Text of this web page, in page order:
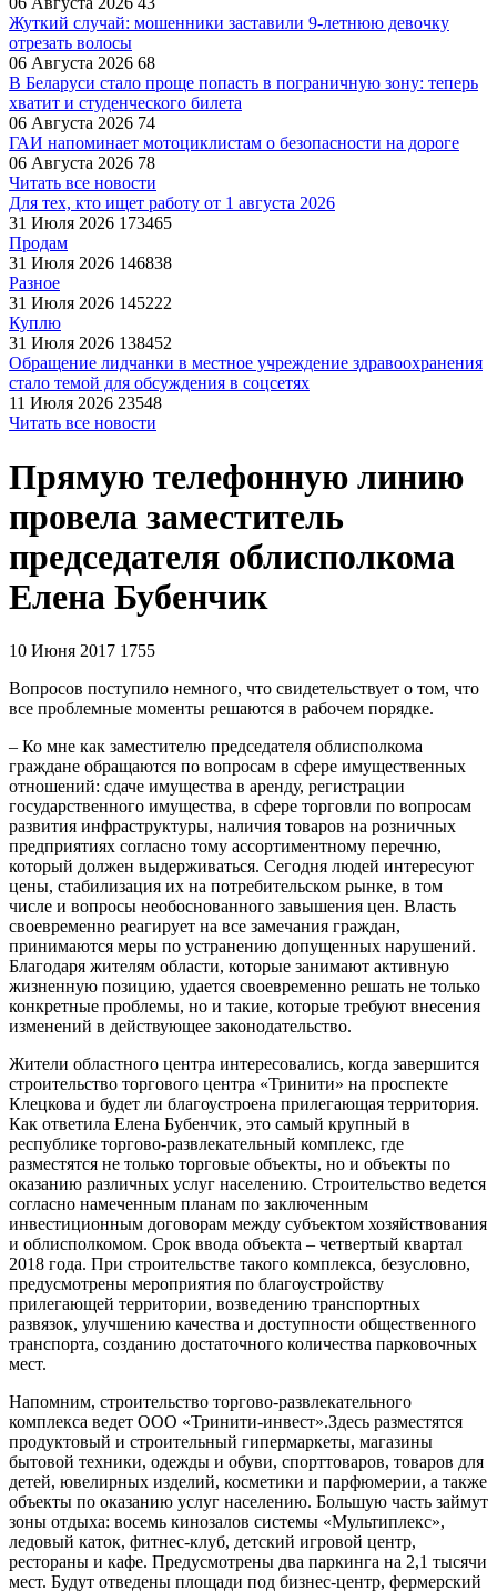
Жуткий случай: мошенники заставили 9‑летнюю девочку
отрезать волосы
06 Августа 2026 68
В Беларуси стало проще попасть в пограничную зону: теперь
хватит и студенческого билета
06 Августа 2026 74
ГАИ напоминает мотоциклистам о безопасности на дороге
06 Августа 2026 78
Читать все новости
Для тех, кто ищет работу от 1 августа 2026
31 Июля 2026 173465
Продам
31 Июля 2026 146838
Разное
31 Июля 2026 145222
Куплю
31 Июля 2026 138452
Обращение лидчанки в местное учреждение здравоохранения
стало темой для обсуждения в соцсетях
11 Июля 2026 23548
Читать все новости
Прямую телефонную линию
провела заместитель
председателя облисполкома
Елена Бубенчик
10 Июня 2017 1755
Вопросов поступило немного, что свидетельствует о том, что
все проблемные моменты решаются в рабочем порядке.
– Ко мне как заместителю председателя облисполкома
граждане обращаются по вопросам в сфере имущественных
отношений: сдаче имущества в аренду, регистрации
государственного имущества, в сфере торговли по вопросам
развития инфраструктуры, наличия товаров на розничных
предприятиях согласно тому ассортиментному перечню,
который должен выдерживаться. Сегодня людей интересуют
цены, стабилизация их на потребительском рынке, в том
числе и вопросы необоснованного завышения цен. Власть
своевременно реагирует на все замечания граждан,
принимаются меры по устранению допущенных нарушений.
Благодаря жителям области, которые занимают активную
жизненную позицию, удается своевременно решать не только
конкретные проблемы, но и такие, которые требуют внесения
изменений в действующее законодательство.
Жители областного центра интересовались, когда завершится
строительство торгового центра «Тринити» на проспекте
Клецкова и будет ли благоустроена прилегающая территория.
Как ответила Елена Бубенчик, это самый крупный в
республике торгово-развлекательный комплекс, где
разместятся не только торговые объекты, но и объекты по
оказанию различных услуг населению. Строительство ведется
согласно намеченным планам по заключенным
инвестиционным договорам между субъектом хозяйствования
и облисполкомом. Срок ввода объекта – четвертый квартал
2018 года. При строительстве такого комплекса, безусловно,
предусмотрены мероприятия по благоустройству
прилегающей территории, возведению транспортных
развязок, улучшению качества и доступности общественного
транспорта, созданию достаточного количества парковочных
мест.
Напомним, строительство торгово-развлекательного
комплекса ведет ООО «Тринити-инвест».Здесь разместятся
продуктовый и строительный гипермаркеты, магазины
бытовой техники, одежды и обуви, спорттоваров, товаров для
детей, ювелирных изделий, косметики и парфюмерии, а также
объекты по оказанию услуг населению. Большую часть займут
зоны отдыха: восемь кинозалов системы «Мультиплекс»,
ледовый каток, фитнес-клуб, детский игровой центр,
рестораны и кафе. Предусмотрены два паркинга на 2,1 тысячи
мест. Будут отведены площади под бизнес-центр, фермерский